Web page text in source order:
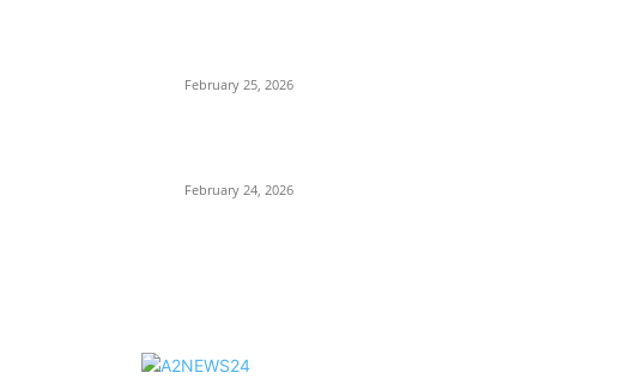
February 25, 2026
February 24, 2026